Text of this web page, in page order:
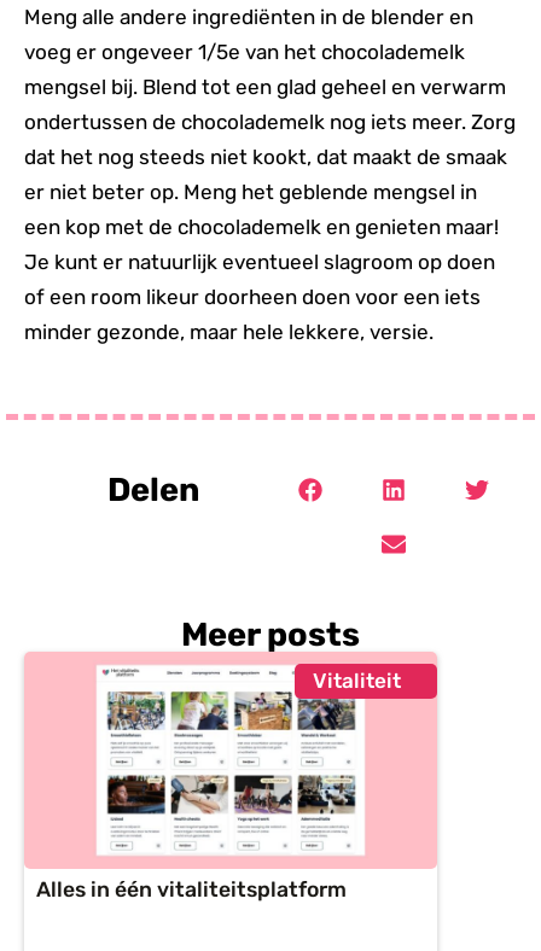
Meng alle andere ingrediënten in de blender en
voeg er ongeveer 1/5e van het chocolademelk
mengsel bij. Blend tot een glad geheel en verwarm
ondertussen de chocolademelk nog iets meer. Zorg
dat het nog steeds niet kookt, dat maakt de smaak
er niet beter op. Meng het geblende mengsel in
een kop met de chocolademelk en genieten maar!
Je kunt er natuurlijk eventueel slagroom op doen
of een room likeur doorheen doen voor een iets
minder gezonde, maar hele lekkere, versie.
Delen
Meer posts
Vitaliteit
Alles in één vitaliteitsplatform